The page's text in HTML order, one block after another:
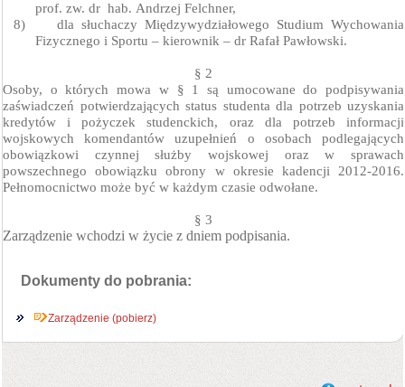
prof. zw. dr hab. Andrzej Felchner,
8)
dla słuchaczy Międzywydziałowego Studium Wychowania
Fizycznego i Sportu – kierownik – dr Rafał Pawłowski.
§ 2
Osoby, o których mowa w § 1 są umocowane do podpisywania
zaświadczeń potwierdzających status studenta dla potrzeb uzyskania
kredytów i pożyczek studenckich, oraz dla potrzeb informacji
wojskowych komendantów uzupełnień o osobach podlegających
obowiązkowi czynnej służby wojskowej oraz w sprawach
powszechnego obowiązku obrony w okresie kadencji 2012-2016.
Pełnomocnictwo może być w każdym czasie odwołane.
§ 3
Zarządzenie wchodzi w życie z dniem podpisania.
Dokumenty do pobrania:
Zarządzenie (pobierz)